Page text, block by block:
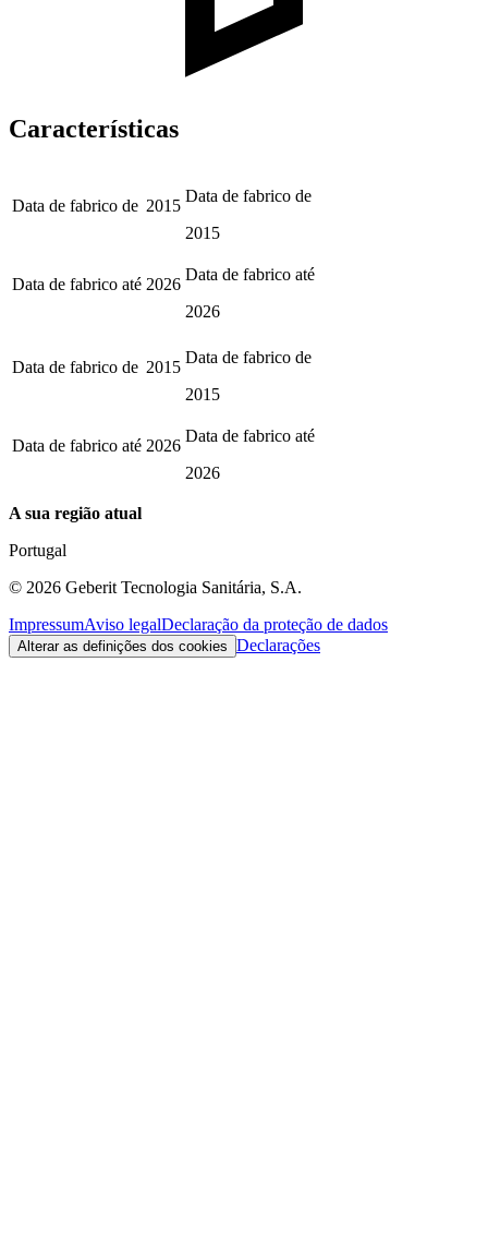
Características
Data de fabrico de 2015
Data de fabrico de
2015
Data de fabrico até 2026
Data de fabrico até
2026
Data de fabrico de 2015
Data de fabrico de
2015
Data de fabrico até 2026
Data de fabrico até
2026
A sua região atual
Portugal
© 2026 Geberit Tecnologia Sanitária, S.A.
ImpressumAviso legalDeclaração da proteção de dados
Alterar as definições dos cookies Declarações